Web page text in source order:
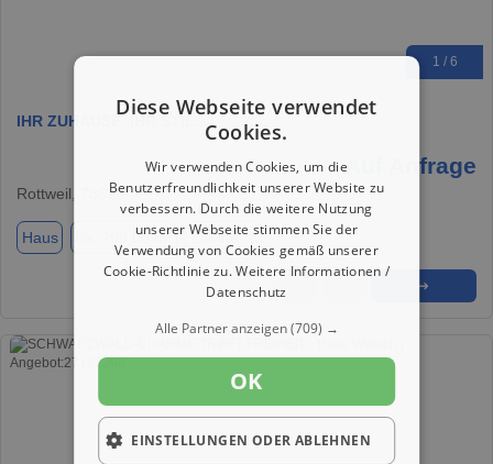
1 / 6
IHR ZUHAUSE. IHR STIL.
Auf Anfrage
Rottweil, 78628
Haus ca. 200,00 m² Zimmer 8
➜
Diese Webseite verwendet
Cookies.
Wir verwenden Cookies, um die
Benutzerfreundlichkeit unserer Website zu
verbessern. Durch die weitere Nutzung
unserer Webseite stimmen Sie der
Verwendung von Cookies gemäß unserer
Cookie-Richtlinie zu.Weitere Informationen /
Datenschutz
Alle Partner anzeigen(709) →
OK
EINSTELLUNGEN ODER ABLEHNEN